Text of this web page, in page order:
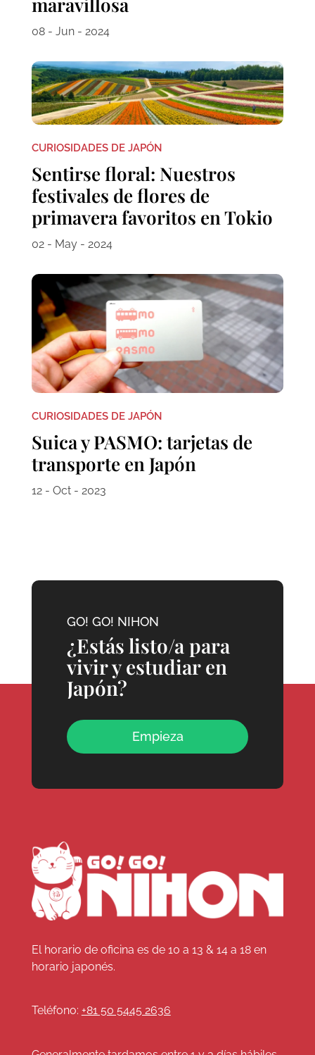
08 - Jun - 2024
CURIOSIDADES DE JAPÓN
Sentirse floral: Nuestros
festivales de flores de
primavera favoritos en Tokio
02 - May - 2024
CURIOSIDADES DE JAPÓN
Suica y PASMO: tarjetas de
transporte en Japón
12 - Oct - 2023
GO! GO! NIHON
¿Estás listo/a para
vivir y estudiar en
Japón?
Empieza
El horario de oficina es de 10 a 13 & 14 a 18 en
horario japonés.
Teléfono: +81 50 5445 2636